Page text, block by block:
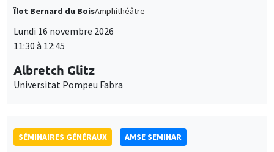
Îlot Bernard du BoisAmphithéâtre
Lundi 16 novembre 2026
11:30 à 12:45
Albretch Glitz
Universitat Pompeu Fabra
SÉMINAIRES GÉNÉRAUX
AMSE SEMINAR